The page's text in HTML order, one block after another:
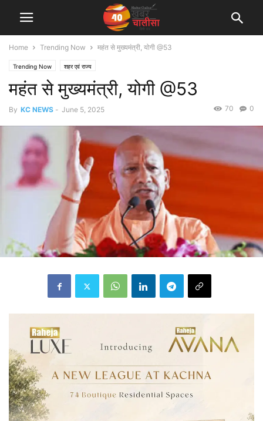
Home Trending Now महंत से मुख्यमंत्री, योगी @53
Trending Now शहर एवं राज्य
महंत से मुख्यमंत्री, योगी @53
By KC NEWS - June 5, 2025 0
70